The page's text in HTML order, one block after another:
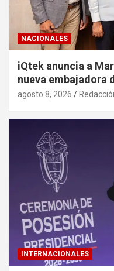
NACIONALES
iQtek anuncia a
nueva embajadora
agosto 8, 2026
INTERNACIONALES